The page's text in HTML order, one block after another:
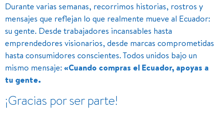
Durante varias semanas, recorrimos historias, rostros y
mensajes que reflejan lo que realmente mueve al Ecuador:
su gente. Desde trabajadores incansables hasta
emprendedores visionarios, desde marcas comprometidas
hasta consumidores conscientes. Todos unidos bajo un
mismo mensaje: «Cuando compras el Ecuador, apoyas a
tu gente.
¡Gracias por ser parte!